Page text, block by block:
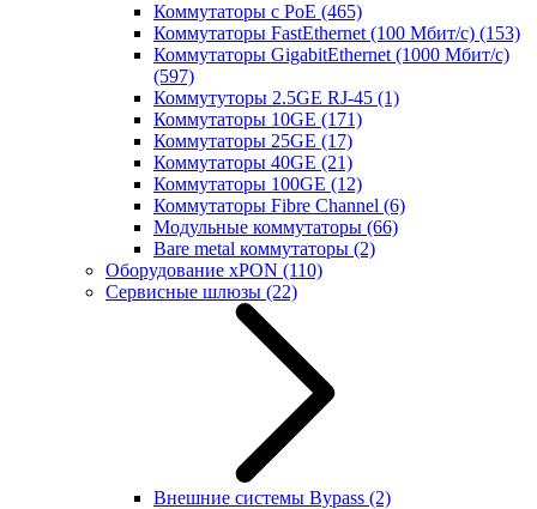
Коммутаторы с PoE (465)
Коммутаторы FastEthernet (100 Мбит/с) (153)
Коммутаторы GigabitEthernet (1000 Мбит/с)
(597)
Коммутуторы 2.5GE RJ-45 (1)
Коммутаторы 10GE (171)
Коммутаторы 25GE (17)
Коммутаторы 40GE (21)
Коммутаторы 100GE (12)
Коммутаторы Fibre Channel (6)
Модульные коммутаторы (66)
Bare metal коммутаторы (2)
Оборудование xPON (110)
Сервисные шлюзы (22)
Внешние системы Bypass (2)